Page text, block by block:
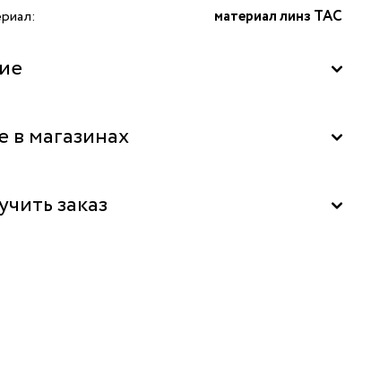
материал линз TAC
в магазинах
в ТД "Дружба", Москва
заказ